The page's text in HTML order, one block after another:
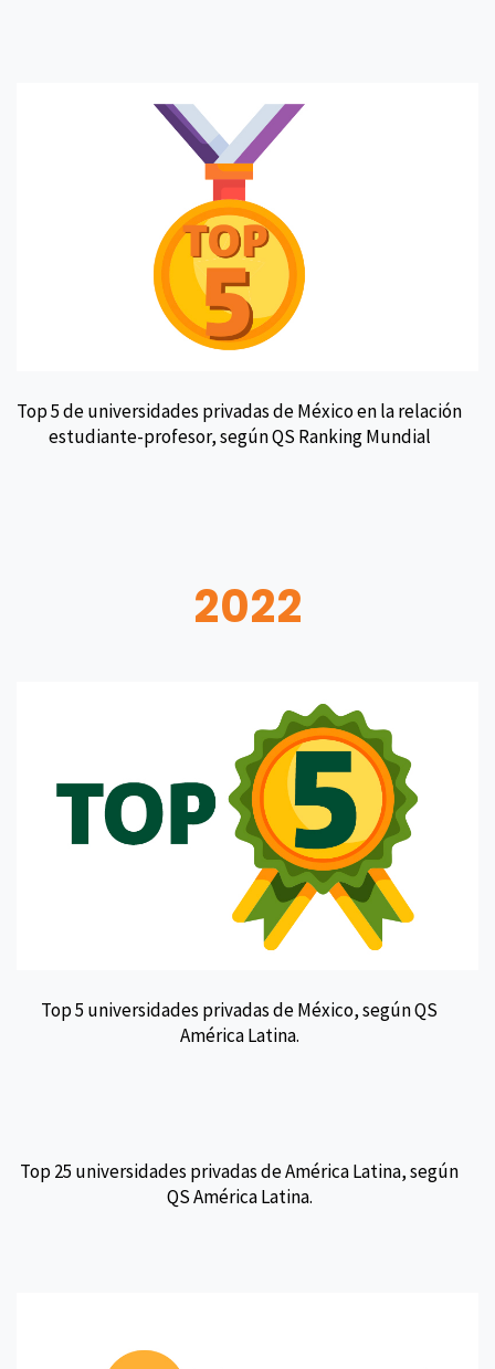
Top 5 de universidades privadas de México en la relación
estudiante-profesor, según QS Ranking Mundial
2022
Top 5 universidades privadas de México, según QS
América Latina.
Top 25 universidades privadas de América Latina, según
QS América Latina.